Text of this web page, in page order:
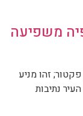
משפיעה
זהו מניע
נתיבות